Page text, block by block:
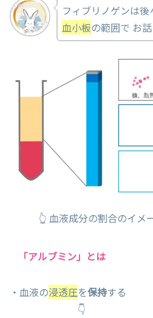
フィブリノゲンは後
血小板の範囲で お話
👆 血液成分の割合のイメー
「アルブミン」とは
・血液の浸透圧を保持する
👇